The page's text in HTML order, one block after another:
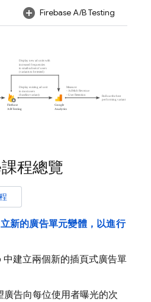
Firebase A/B Testing
程總覽
新的廣告單元變體，以進行
中建立兩個新的插頁式廣告單
廣告向每位使用者曝光的次